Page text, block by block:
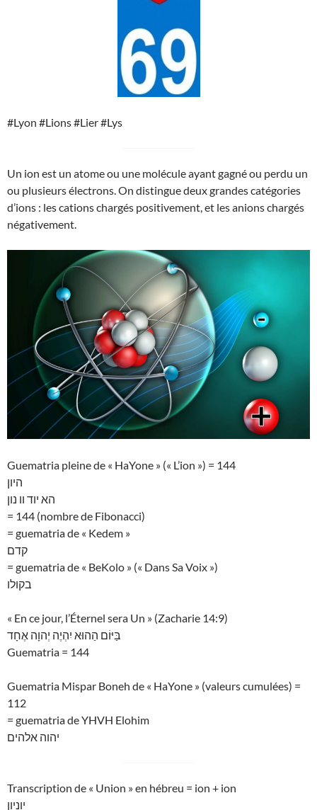
#Lyon #Lions #Lier #Lys
Un ion est un atome ou une molécule ayant gagné ou perdu un
ou plusieurs électrons. On distingue deux grandes catégories
d’ions : les cations chargés positivement, et les anions chargés
négativement.
Guematria pleine de « HaYone » (« L’ion ») = 144
היון
הא יוד וו נון
= 144 (nombre de Fibonacci)
= guematria de « Kedem »
קדם
= guematria de « BeKolo » (« Dans Sa Voix »)
בקולו
« En ce jour, l’Éternel sera Un » (Zacharie 14:9)
בַּיּוֹם הַהוּא יִהְיֶה יְהוָה אֶחָד
Guematria = 144
Guematria Mispar Boneh de « HaYone » (valeurs cumulées) =
112
= guematria de YHVH Elohim
יהוה אלהים
Transcription de « Union » en hébreu = ion + ion
יוניון